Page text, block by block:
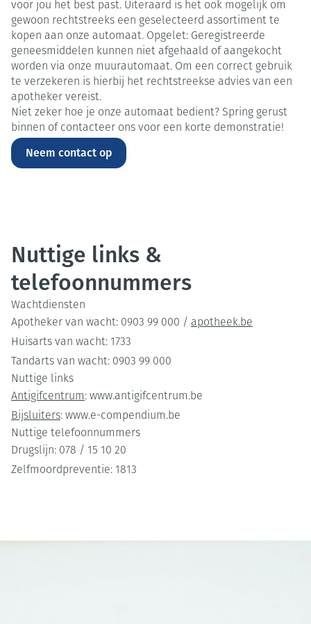
voor jou het best past. Uiteraard is het ook mogelijk om
gewoon rechtstreeks een geselecteerd assortiment te
kopen aan onze automaat. Opgelet: Geregistreerde
geneesmiddelen kunnen niet afgehaald of aangekocht
worden via onze muurautomaat. Om een correct gebruik
te verzekeren is hierbij het rechtstreekse advies van een
apotheker vereist.
Niet zeker hoe je onze automaat bedient? Spring gerust
binnen of contacteer ons voor een korte demonstratie!
Neem contact op
Nuttige links &
telefoonnummers
Wachtdiensten
Apotheker van wacht: 0903 99 000 / apotheek.be
Huisarts van wacht: 1733
Tandarts van wacht: 0903 99 000
Nuttige links
Antigifcentrum: www.antigifcentrum.be
Bijsluiters: www.e-compendium.be
Nuttige telefoonnummers
Drugslijn: 078 / 15 10 20
Zelfmoordpreventie: 1813